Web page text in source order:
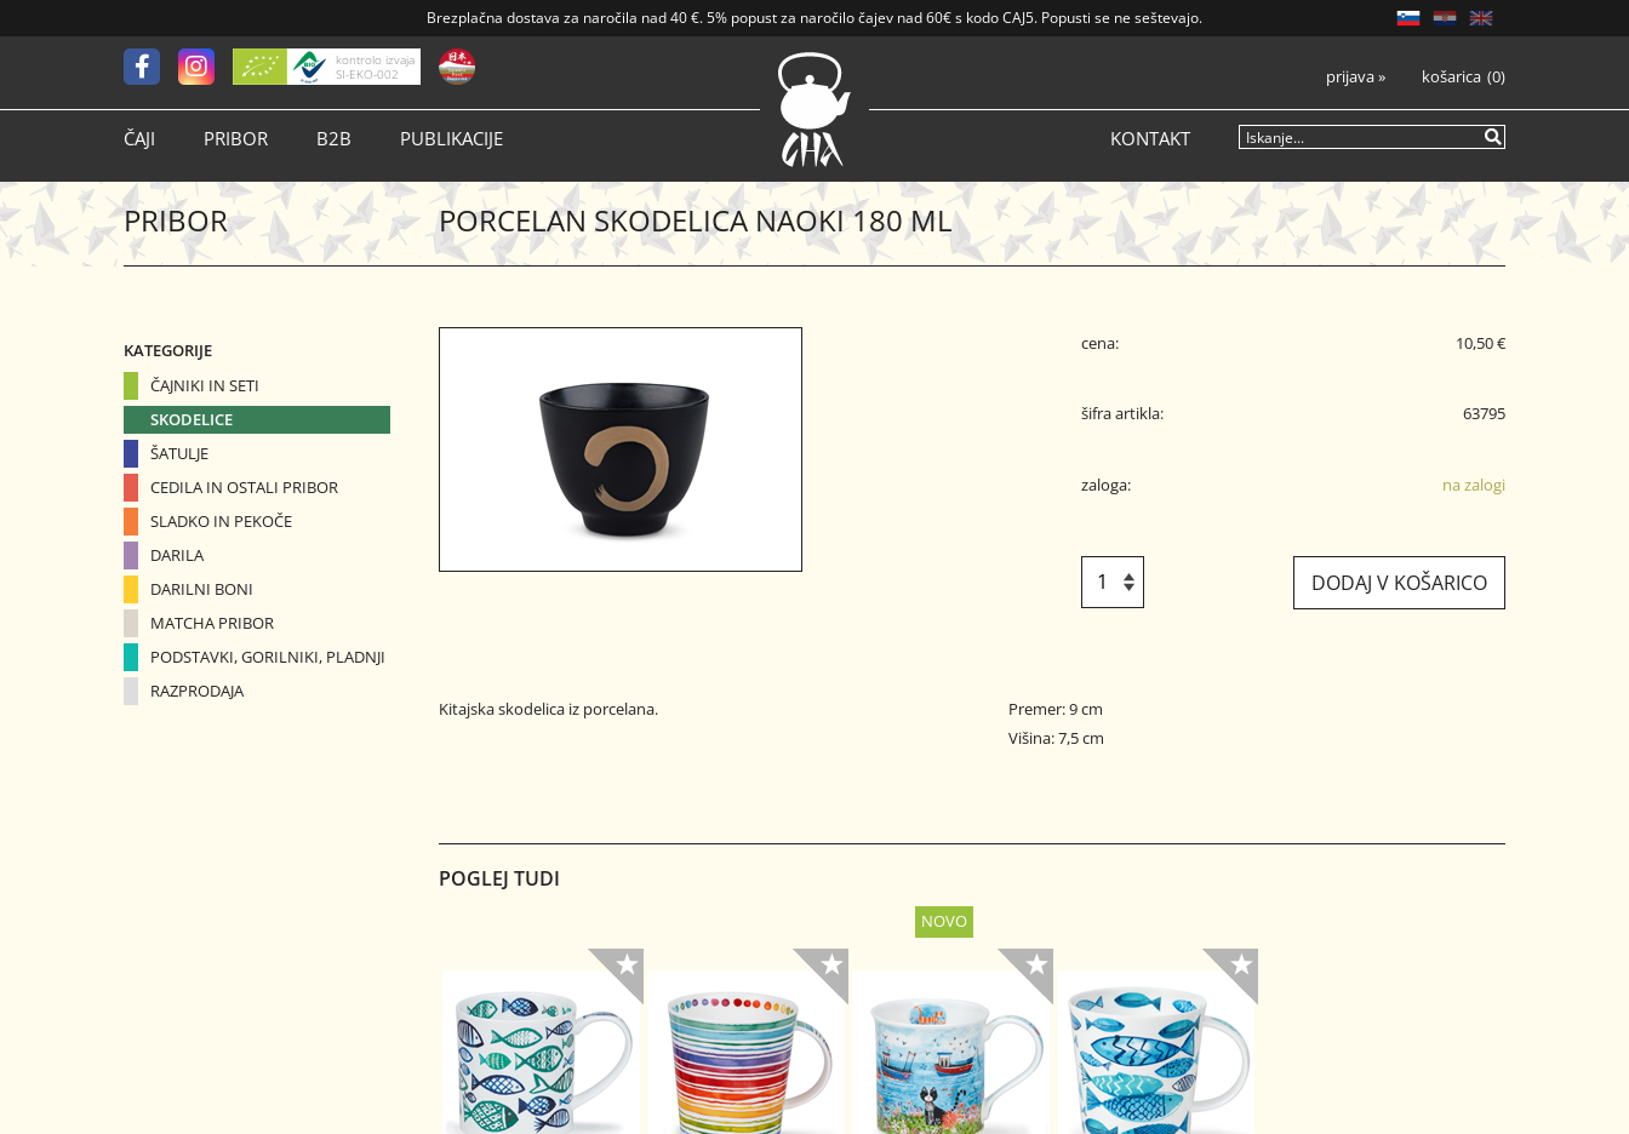
Brezplačna dostava za naročila nad40 €.5% popust za naročilo čajev nad 60€ s kodo CAJ5. Popusti se ne seštevajo.
kontrolo izvaja
SI-EKO-002
ČAJI PRIBOR B2B PUBLIKACIJE KONTAKT
košarica 0
prijava»
KATEGORIJE
ČAJNIKI IN SETI
SKODELICE
ŠATULJE
CEDILA IN OSTALI PRIBOR
SLADKO IN PEKOČE
DARILA
DARILNI BONI
MATCHA PRIBOR
PODSTAVKI, GORILNIKI, PLADNJI
RAZPRODAJA
PRIBOR PORCELAN SKODELICA NAOKI 180 ML
cena: 10,50 €
šifra artikla: 63795
zaloga: na zalogi
DODAJ V KOŠARICO
Kitajska skodelica iz porcelana.
Premer: 9 cm
Višina: 7,5 cm
POGLEJ TUDI